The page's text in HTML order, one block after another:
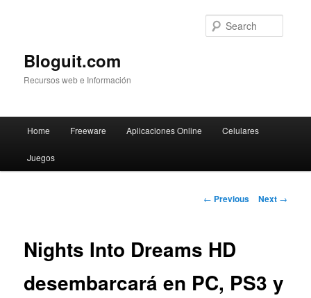
Bloguit.com
Recursos web e Información
Skip
to
Home Freeware Aplicaciones Online Celulares
Juegos
Post
← Previous Next →
Nights Into Dreams HD
desembarcará en PC, PS3 y